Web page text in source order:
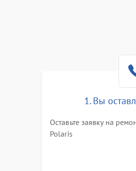
1. Вы
Оставьте заявку на
Polaris